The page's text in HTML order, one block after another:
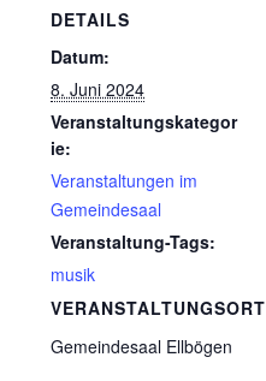
DETAILS
Datum:
8. Juni 2024
Veranstaltungskategor
ie:
Veranstaltungen im
Gemeindesaal
Veranstaltung-Tags:
musik
VERANSTALTUNGSORT
Gemeindesaal Ellbögen